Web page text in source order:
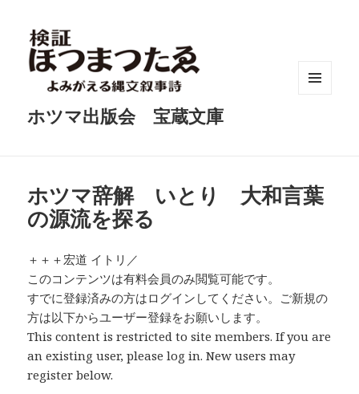
ホツマ出版会 宝蔵文庫
ホツマ辞解 いとり 大和言葉
の源流を探る
＋＋＋宏道 イトリ／
このコンテンツは有料会員のみ閲覧可能です。
すでに登録済みの方はログインしてください。ご新規の
方は以下からユーザー登録をお願いします。
This content is restricted to site members. If you are
an existing user, please log in. New users may
register below.